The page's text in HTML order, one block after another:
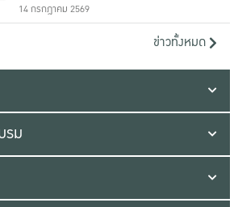
14 กรกฎาคม 2569
ข่าวทั้งหมด
รม